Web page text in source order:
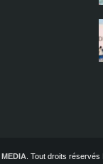
. Tout droits réservés